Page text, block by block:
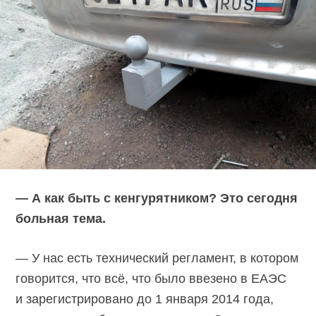
— А как быть с кенгурятником? Это сегодня
больная тема.
— У нас есть технический регламент, в котором
говорится, что всё, что было ввезено в ЕАЭС
и зарегистрировано до 1 января 2014 года,